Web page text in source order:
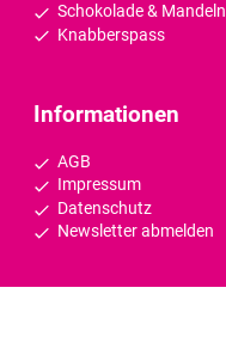
Schokolade & Mandeln
Knabberspass
Informationen
AGB
Impressum
Datenschutz
Newsletter abmelden